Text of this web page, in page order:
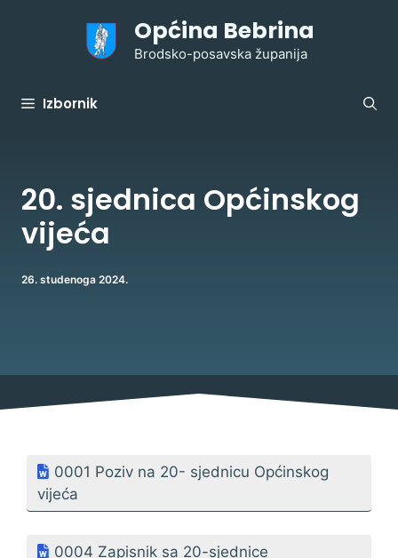
Općina Bebrina
Brodsko-posavska županija
Izbornik
20. sjednica Općinskog
vijeća
26. studenoga 2024.
0001 Poziv na 20- sjednicu Općinskog
vijeća
0004 Zapisnik sa 20-sjednice